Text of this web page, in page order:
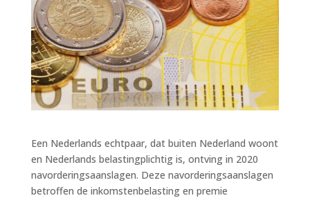
Een Nederlands echtpaar, dat buiten Nederland woont
en Nederlands belastingplichtig is, ontving in 2020
navorderingsaanslagen. Deze navorderingsaanslagen
betroffen de inkomstenbelasting en premie